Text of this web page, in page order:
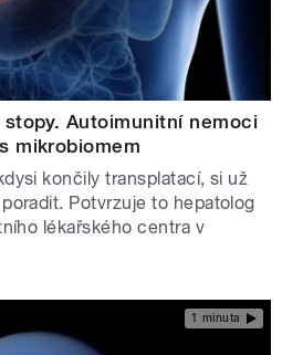
Autoimunitní nemoci
mikrobiomem
končily transplatací, si už
Potvrzuje to hepatolog
lékařského centra v
1 minuta